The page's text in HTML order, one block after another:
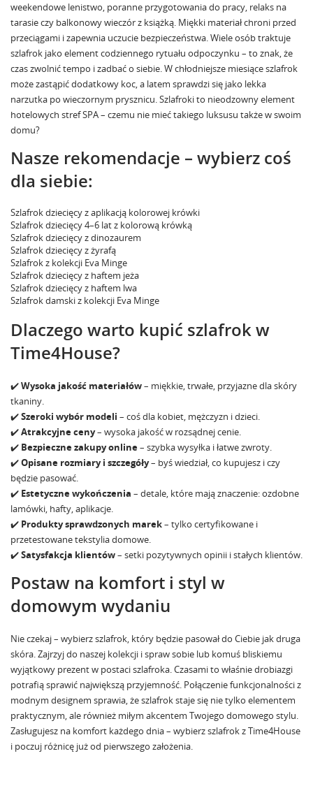
weekendowe lenistwo, poranne przygotowania do pracy, relaks na
tarasie czy balkonowy wieczór z książką. Miękki materiał chroni przed
przeciągami i zapewnia uczucie bezpieczeństwa. Wiele osób traktuje
szlafrok jako element codziennego rytuału odpoczynku – to znak, że
czas zwolnić tempo i zadbać o siebie. W chłodniejsze miesiące szlafrok
może zastąpić dodatkowy koc, a latem sprawdzi się jako lekka
narzutka po wieczornym prysznicu. Szlafroki to nieodzowny element
hotelowych stref SPA – czemu nie mieć takiego luksusu także w swoim
domu?
Nasze rekomendacje – wybierz coś
dla siebie:
Szlafrok dziecięcy z aplikacją kolorowej krówki
Szlafrok dziecięcy 4–6 lat z kolorową krówką
Szlafrok dziecięcy z dinozaurem
Szlafrok dziecięcy z żyrafą
Szlafrok z kolekcji Eva Minge
Szlafrok dziecięcy z haftem jeża
Szlafrok dziecięcy z haftem lwa
Szlafrok damski z kolekcji Eva Minge
Dlaczego warto kupić szlafrok w
Time4House?
✔️Wysoka jakość materiałów– miękkie, trwałe, przyjazne dla skóry
tkaniny.
✔️Szeroki wybór modeli – coś dla kobiet, mężczyzn i dzieci.
✔️Atrakcyjne ceny– wysoka jakość w rozsądnej cenie.
✔️ Bezpieczne zakupy online– szybka wysyłka i łatwe zwroty.
✔️Opisane rozmiary i szczegóły– byś wiedział, co kupujesz i czy
będzie pasować.
✔️ Estetyczne wykończenia – detale, które mają znaczenie: ozdobne
lamówki, hafty, aplikacje.
✔️ Produkty sprawdzonych marek– tylko certyfikowane i
przetestowane tekstylia domowe.
✔️Satysfakcja klientów– setki pozytywnych opinii i stałych klientów.
Postaw na komfort i styl w
domowym wydaniu
Nie czekaj – wybierz szlafrok, który będzie pasował do Ciebie jak druga
skóra. Zajrzyj do naszej kolekcji i spraw sobie lub komuś bliskiemu
wyjątkowy prezent w postaci szlafroka. Czasami to właśnie drobiazgi
potrafią sprawić największą przyjemność. Połączenie funkcjonalności z
modnym designem sprawia, że szlafrok staje się nie tylko elementem
praktycznym, ale również miłym akcentem Twojego domowego stylu.
Zasługujesz na komfort każdego dnia – wybierz szlafrok z Time4House
i poczuj różnicę już od pierwszego założenia.